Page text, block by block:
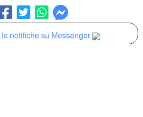
notifiche su Messenger